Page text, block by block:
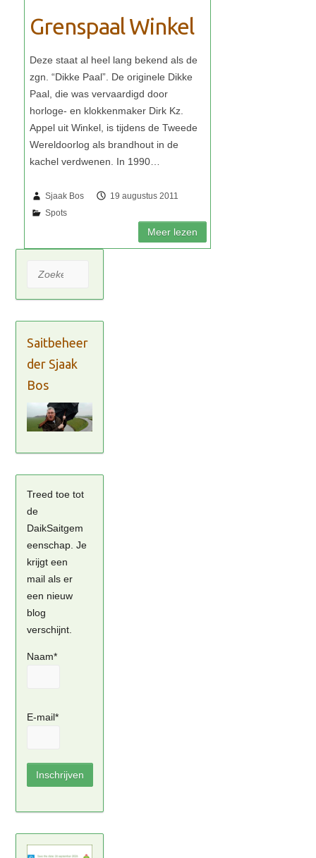
Grenspaal Winkel
Sjaak Bos 19 augustus 2011
Zoeken
Saitbeheer
der Sjaak
Bos
Treed toe tot
de
DaikSaitgem
eenschap. Je
krijgt een
mail als er
een nieuw
blog
verschijnt.
Naam*
E-mail*